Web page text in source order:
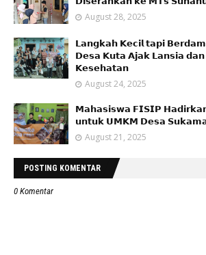
August 28, 2025
𝗟𝗮𝗻𝗴𝗸𝗮𝗵 𝗞𝗲𝗰𝗶𝗹 𝘁𝗮𝗽𝗶
𝗗𝗲𝘀𝗮 𝗞𝘂𝘁𝗮 𝗔𝗷𝗮𝗸 𝗟𝗮𝗻𝘀𝗶𝗮 𝗱𝗮𝗻
𝗞𝗲𝘀𝗲𝗵𝗮𝘁𝗮𝗻
August 24, 2025
𝗠𝗮𝗵𝗮𝘀𝗶𝘀𝘄𝗮 𝗙𝗜𝗦𝗜𝗣
𝘂𝗻𝘁𝘂𝗸 𝗨𝗠𝗞𝗠 𝗗𝗲𝘀𝗮
August 21, 2025
POSTING KOMENTAR
0 Komentar